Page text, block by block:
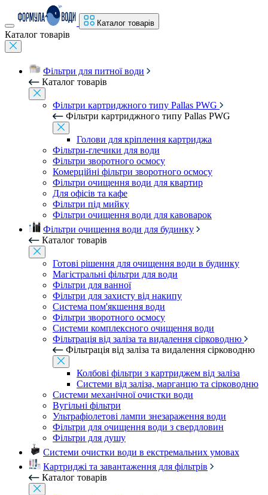
Каталог товарів
Каталог товарів
Фільтри для питної води
Каталог товарів
Фільтри картриджного типу Pallas PWG
Фільтри картриджного типу Pallas PWG
Голови для кріплення картриджа
Фільтри-глечики для води
Фільтри зворотного осмосу
Комерційні фільтри зворотного осмосу
Фільтри очищення води для квартир
Для офісів та кафе
Фільтри під мийку
Фільтри очищення води для кавоварок
Фільтри очищення води для будинку
Каталог товарів
Готові рішення для очищення води в будинку
Магістральні фільтри для води
Фільтри для ванної
Фільтри для захисту від накипу
Система пом'якшення води
Фільтри зворотного осмосу
Системи комплексного очищення води
Фільтрація від заліза та видалення сірководню
Фільтрація від заліза та видалення сірководню
Колбові фільтри з картриджем від заліза
Системи від заліза, марганцю та сірководню
Системи механічної очистки води
Вугільні фільтри
Ультрафіолетові лампи знезараження води
Фільтри для очищення води з свердловин
Фільтри для душу
Системи очистки води в екстремальних умовах
Картриджі та завантаження для фільтрів
Каталог товарів